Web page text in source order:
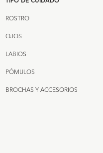
ROSTRO
OJOS
LABIOS
PÓMULOS
BROCHAS Y ACCESORIOS